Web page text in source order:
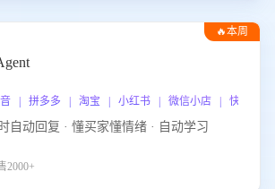
🔥本周
| 拼多多 | 淘宝 | 小红书 | 微信小店 | 快手 |
自动回复 · 懂买家懂情绪 · 自动学习
2000+